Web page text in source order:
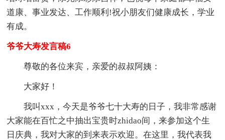
道康、事业发达、工作顺利!祝小朋友们健康成长，学业
有成。
爷爷大寿发言稿6
尊敬的各位来宾，亲爱的叔叔阿姨：
大家好！
我叫xxx，今天是爷爷七十大寿的日子，我非常感谢
大家能在百忙之中抽出宝贵时zhidao间，来参加这个生
日庆典，我对大家的到来表示欢迎。在这里，我代表我